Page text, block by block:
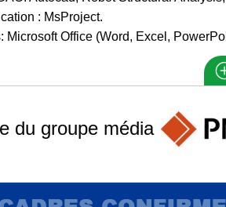
: MsProject.
Microsoft Office (Word, Excel,
du groupe média